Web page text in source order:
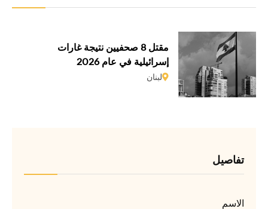
مقتل 8 صحفيين نتيجة غارات
إسرائيلية في عام 2026
لبنان
تفاصيل
الاسم